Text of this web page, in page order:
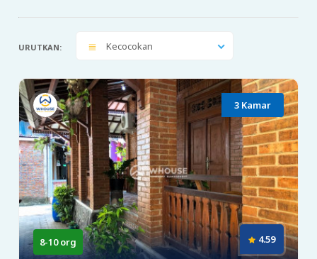
URUTKAN: Kecocokan
3 Kamar
8-10 org 4.59